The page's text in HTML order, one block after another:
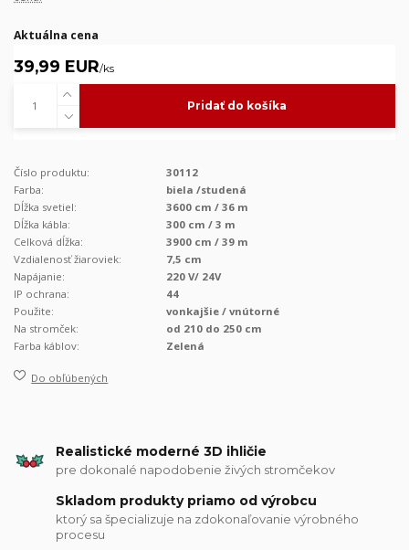
Aktuálna cena
39,99 EUR/ks
Pridať do košíka
Číslo produktu:
30112
Farba:
biela /studená
Dĺžka svetiel:
3600 cm / 36 m
Dĺžka kábla:
300 cm / 3 m
Celková dĺžka:
3900 cm / 39 m
Vzdialenosť žiaroviek:
7,5 cm
Napájanie:
220 V/ 24V
IP ochrana:
44
Použite:
vonkajšie / vnútorné
Na stromček:
od 210 do 250 cm
Farba káblov:
Zelená
Do obľúbených
Realistické moderné 3D ihličie
pre dokonalé napodobenie živých stromčekov
Skladom produkty priamo od výrobcu
ktorý sa špecializuje na zdokonaľovanie výrobného
procesu